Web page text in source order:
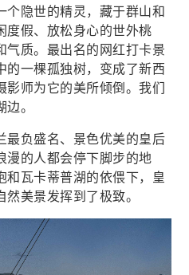
个隐世的精灵，藏于群山和
度假、放松身心的世外桃
气质。最出名的网红打卡景
的一棵孤独树，变成了新西
影师为它的美所倾倒。我们
。
最负盛名、景色优美的皇后
漫的人都会停下脚步的地
瓦卡蒂普湖的依偎下，皇
美景发挥到了极致。